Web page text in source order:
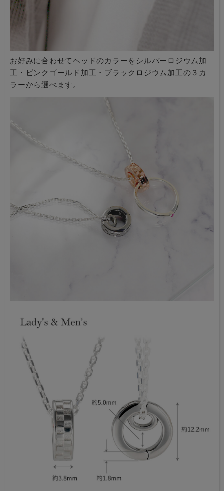
お好みに合わせてヘッドのカラーをシルバーロジウム加
工・ピンクゴールド加工・ブラックロジウム加工の３カ
ラーから選べます。